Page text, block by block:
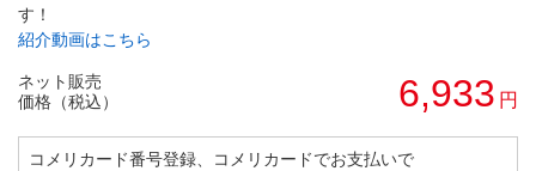
す！
紹介動画はこちら
ネット販売
価格（税込）
6,933 円
コメリカード番号登録、コメリカードでお支払いで